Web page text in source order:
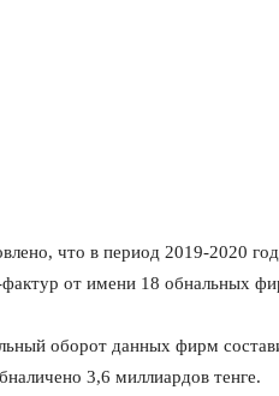
что в период 2019-2020
от имени 18 обнальных
оборот данных фирм
3,6 миллиардов тенге.